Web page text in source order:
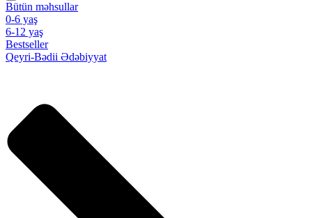
Bütün məhsullar
0-6 yaş
6-12 yaş
Bestseller
Qeyri-Bədii Ədəbiyyat